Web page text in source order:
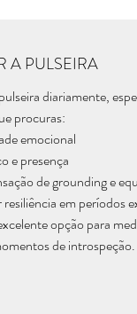
A PULSEIRA
diariamente,
procuras:
emocional
e presença
de grounding e
em períodos
opção para
de introspeção.